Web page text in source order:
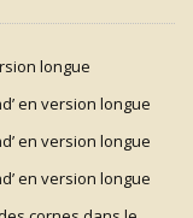
longue
en version longue
en version longue
en version longue